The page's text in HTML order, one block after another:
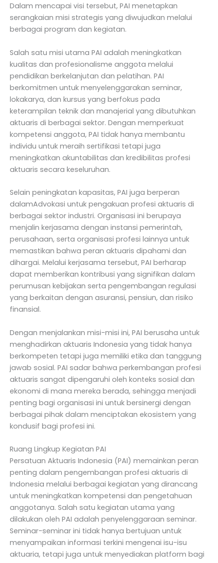
Dalam mencapai visi tersebut, PAI menetapkan
serangkaian misi strategis yang diwujudkan melalui
berbagai program dan kegiatan.
Salah satu misi utama PAI adalah meningkatkan
kualitas dan profesionalisme anggota melalui
pendidikan berkelanjutan dan pelatihan. PAI
berkomitmen untuk menyelenggarakan seminar,
lokakarya, dan kursus yang berfokus pada
keterampilan teknik dan manajerial yang dibutuhkan
aktuaris di berbagai sektor. Dengan memperkuat
kompetensi anggota, PAI tidak hanya membantu
individu untuk meraih sertifikasi tetapi juga
meningkatkan akuntabilitas dan kredibilitas profesi
aktuaris secara keseluruhan.
Selain peningkatan kapasitas, PAI juga berperan
dalamAdvokasi untuk pengakuan profesi aktuaris di
berbagai sektor industri. Organisasi ini berupaya
menjalin kerjasama dengan instansi pemerintah,
perusahaan, serta organisasi profesi lainnya untuk
memastikan bahwa peran aktuaris dipahami dan
dihargai. Melalui kerjasama tersebut, PAI berharap
dapat memberikan kontribusi yang signifikan dalam
perumusan kebijakan serta pengembangan regulasi
yang berkaitan dengan asuransi, pensiun, dan risiko
finansial.
Dengan menjalankan misi-misi ini, PAI berusaha untuk
menghadirkan aktuaris Indonesia yang tidak hanya
berkompeten tetapi juga memiliki etika dan tanggung
jawab sosial. PAI sadar bahwa perkembangan profesi
aktuaris sangat dipengaruhi oleh konteks sosial dan
ekonomi di mana mereka berada, sehingga menjadi
penting bagi organisasi ini untuk bersinergi dengan
berbagai pihak dalam menciptakan ekosistem yang
kondusif bagi profesi ini.
Ruang Lingkup Kegiatan PAI
Persatuan Aktuaris Indonesia (PAI) memainkan peran
penting dalam pengembangan profesi aktuaris di
Indonesia melalui berbagai kegiatan yang dirancang
untuk meningkatkan kompetensi dan pengetahuan
anggotanya. Salah satu kegiatan utama yang
dilakukan oleh PAI adalah penyelenggaraan seminar.
Seminar-seminar ini tidak hanya bertujuan untuk
menyampaikan informasi terkini mengenai isu-isu
aktuaria, tetapi juga untuk menyediakan platform bagi